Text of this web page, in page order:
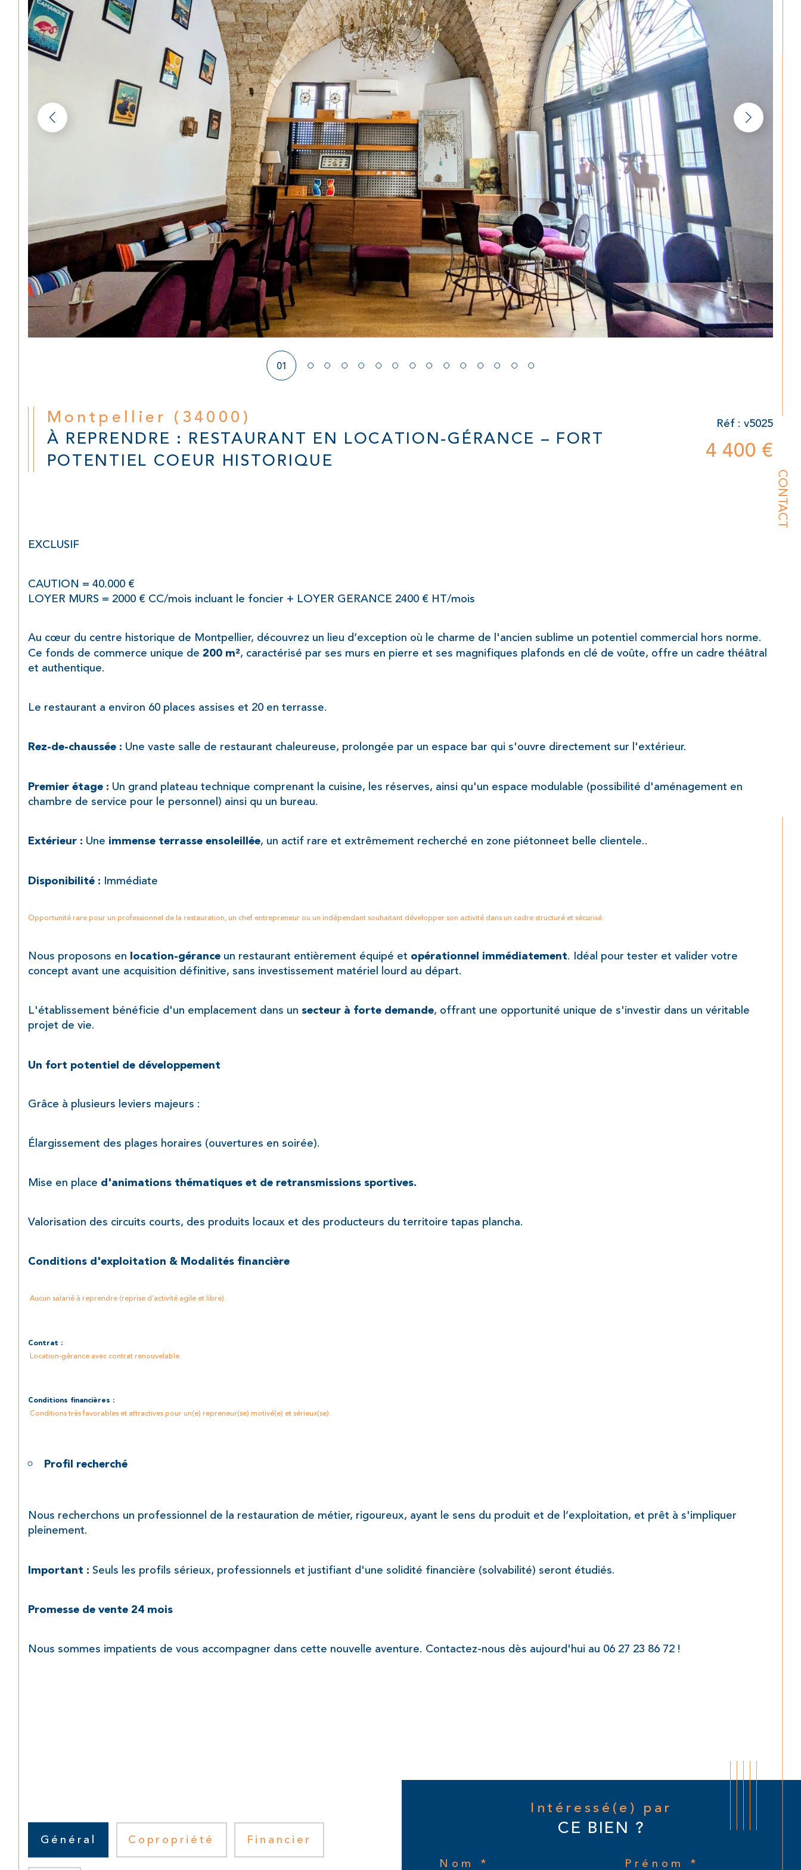
CONTACT
01
Montpellier (34000)
À REPRENDRE : RESTAURANT EN LOCATION-GÉRANCE – FORT
POTENTIEL COEUR HISTORIQUE
Réf : v5025
4 400 €
EXCLUSIF
CAUTION = 40.000 €
LOYER MURS = 2000 € CC/mois incluant le foncier + LOYER GERANCE 2400 € HT/mois
Au cœur du centre historique de Montpellier, découvrez un lieu d’exception où le charme de l'ancien sublime un potentiel commercial hors norme.
Ce fonds de commerce unique de 200 m², caractérisé par ses murs en pierre et ses magnifiques plafonds en clé de voûte, offre un cadre théâtral
et authentique.
Le restaurant a environ 60 places assises et 20 en terrasse.
Rez-de-chaussée : Une vaste salle de restaurant chaleureuse, prolongée par un espace bar qui s'ouvre directement sur l'extérieur.
Premier étage : Un grand plateau technique comprenant la cuisine, les réserves, ainsi qu'un espace modulable (possibilité d'aménagement en
chambre de service pour le personnel) ainsi qu un bureau.
Extérieur : Une immense terrasse ensoleillée, un actif rare et extrêmement recherché en zone piétonneet belle clientele..
Disponibilité : Immédiate
Opportunité rare pour un professionnel de la restauration, un chef entrepreneur ou un indépendant souhaitant développer son activité dans un cadre structuré et sécurisé.
Nous proposons en location-gérance un restaurant entièrement équipé et opérationnel immédiatement. Idéal pour tester et valider votre
concept avant une acquisition définitive, sans investissement matériel lourd au départ.
L'établissement bénéficie d'un emplacement dans un secteur à forte demande, offrant une opportunité unique de s'investir dans un véritable
projet de vie.
Un fort potentiel de développement
Grâce à plusieurs leviers majeurs :
Élargissement des plages horaires (ouvertures en soirée).
Mise en place d'animations thématiques et de retransmissions sportives.
Valorisation des circuits courts, des produits locaux et des producteurs du territoire tapas plancha.
Conditions d'exploitation & Modalités financière
Aucun salarié à reprendre (reprise d’activité agile et libre).
Contrat :
Location-gérance avec contrat renouvelable
Conditions financières :
Conditions très favorables et attractives pour un(e) repreneur(se) motivé(e) et sérieux(se).
Profil recherché
Nous recherchons un professionnel de la restauration de métier, rigoureux, ayant le sens du produit et de l’exploitation, et prêt à s'impliquer
pleinement.
Important : Seuls les profils sérieux, professionnels et justifiant d'une solidité financière (solvabilité) seront étudiés.
Promesse de vente 24 mois
Nous sommes impatients de vous accompagner dans cette nouvelle aventure. Contactez-nous dès aujourd'hui au 06 27 23 86 72 !
Général Copropriété Financier
Intéressé(e) par
CE BIEN ?
Nom * Prénom *